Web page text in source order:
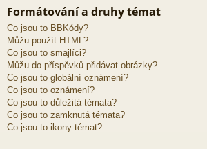
Formátování a druhy témat
Co jsou to BBKódy?
Můžu použít HTML?
Co jsou to smajlíci?
Můžu do příspěvků přidávat obrázky?
Co jsou to globální oznámení?
Co jsou to oznámení?
Co jsou to důležitá témata?
Co jsou to zamknutá témata?
Co jsou to ikony témat?